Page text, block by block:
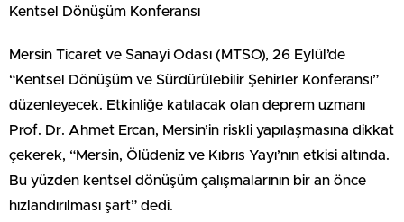
Kentsel Dönüşüm Konferansı
Mersin Ticaret ve Sanayi Odası (MTSO), 26 Eylül’de
“Kentsel Dönüşüm ve Sürdürülebilir Şehirler Konferansı”
düzenleyecek. Etkinliğe katılacak olan deprem uzmanı
Prof. Dr. Ahmet Ercan, Mersin’in riskli yapılaşmasına dikkat
çekerek, “Mersin, Ölüdeniz ve Kıbrıs Yayı’nın etkisi altında.
Bu yüzden kentsel dönüşüm çalışmalarının bir an önce
hızlandırılması şart” dedi.